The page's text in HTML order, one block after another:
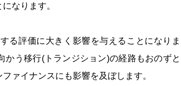
なります。
る評価に大きく影響を与えることになりま
う移行(トランジション)の経路もおのずと
ァイナンスにも影響を及ぼします。